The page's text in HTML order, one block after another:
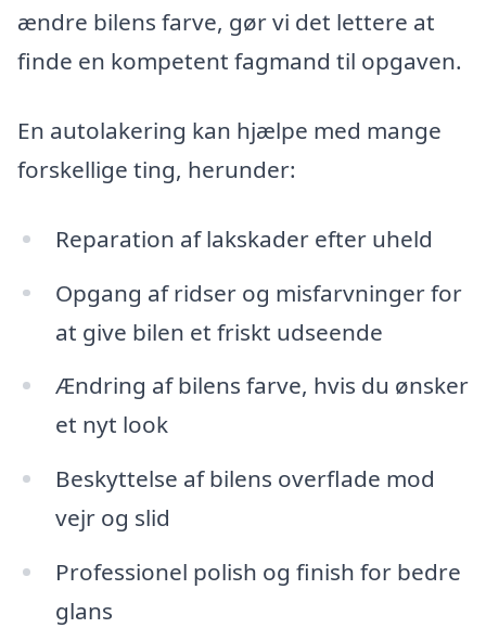
ændre bilens farve, gør vi det lettere at
finde en kompetent fagmand til opgaven.
En autolakering kan hjælpe med mange
forskellige ting, herunder:
Reparation af lakskader efter uheld
Opgang af ridser og misfarvninger for
at give bilen et friskt udseende
Ændring af bilens farve, hvis du ønsker
et nyt look
Beskyttelse af bilens overflade mod
vejr og slid
Professionel polish og finish for bedre
glans